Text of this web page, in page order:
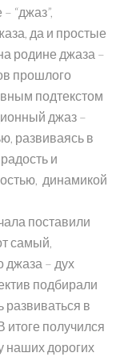
“джаз”,
да и простые
родине джаза –
прошлого
подтекстом
джаз –
развиваясь в
и
динамикой
поставили
самый,
джаза – дух
подбирали
развиваться в
итоге получился
наших дорогих